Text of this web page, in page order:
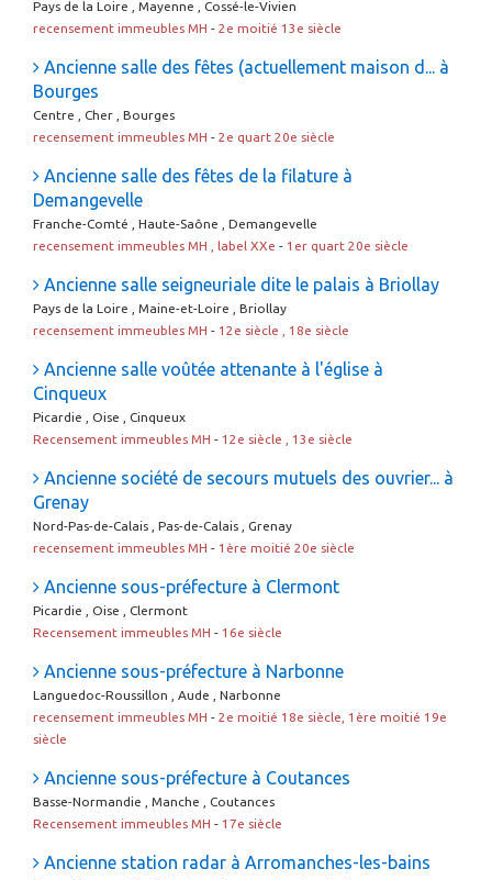
Pays de la Loire , Mayenne , Cossé-le-Vivien
recensement immeubles MH - 2e moitié 13e siècle
Ancienne salle des fêtes (actuellement maison d... à
Bourges
Centre , Cher , Bourges
recensement immeubles MH - 2e quart 20e siècle
Ancienne salle des fêtes de la filature à
Demangevelle
Franche-Comté , Haute-Saône , Demangevelle
recensement immeubles MH , label XXe - 1er quart 20e siècle
Ancienne salle seigneuriale dite le palais à Briollay
Pays de la Loire , Maine-et-Loire , Briollay
recensement immeubles MH - 12e siècle , 18e siècle
Ancienne salle voûtée attenante à l'église à
Cinqueux
Picardie , Oise , Cinqueux
Recensement immeubles MH - 12e siècle , 13e siècle
Ancienne société de secours mutuels des ouvrier... à
Grenay
Nord-Pas-de-Calais , Pas-de-Calais , Grenay
recensement immeubles MH - 1ère moitié 20e siècle
Ancienne sous-préfecture à Clermont
Picardie , Oise , Clermont
Recensement immeubles MH - 16e siècle
Ancienne sous-préfecture à Narbonne
Languedoc-Roussillon , Aude , Narbonne
recensement immeubles MH - 2e moitié 18e siècle, 1ère moitié 19e
siècle
Ancienne sous-préfecture à Coutances
Basse-Normandie , Manche , Coutances
Recensement immeubles MH - 17e siècle
Ancienne station radar à Arromanches-les-bains